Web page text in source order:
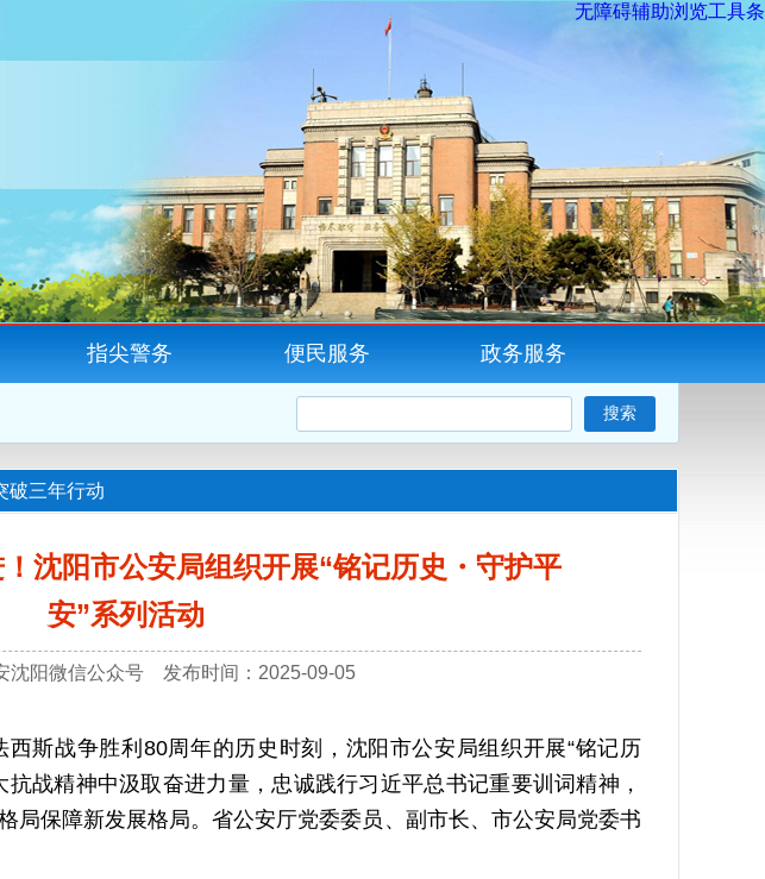
无障碍辅助浏览工具条
指尖警务 便民服务 政务服务
破三年行动
沈阳市公安局组织开展“铭记历史・守护平
安”系列活动
沈阳微信公众号 发布时间：2025-09-05
战争胜利80周年的历史时刻，沈阳市公安局组织开展“铭记历
战精神中汲取奋进力量，忠诚践行习近平总书记重要训词精神，
局保障新发展格局。省公安厅党委委员、副市长、市公安局党委书